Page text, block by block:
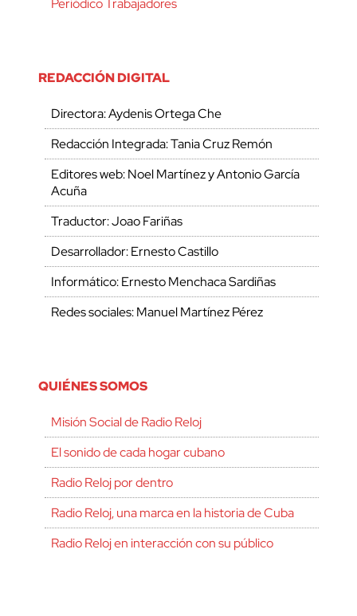
REDACCIÓN DIGITAL
Directora: Aydenis Ortega Che
Redacción Integrada: Tania Cruz Remón
Editores web: Noel Martínez y Antonio García
Acuña
Traductor: Joao Fariñas
Desarrollador: Ernesto Castillo
Informático: Ernesto Menchaca Sardiñas
Redes sociales: Manuel Martínez Pérez
QUIÉNES SOMOS
Misión Social de Radio Reloj
El sonido de cada hogar cubano
Radio Reloj por dentro
Radio Reloj, una marca en la historia de Cuba
Radio Reloj en interacción con su público